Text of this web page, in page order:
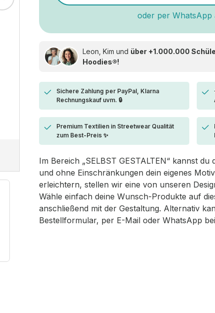
oder per WhatsApp
Leon, Kim und über +1.000.000
Hoodies®!
Sichere Zahlung per PayPal, Klarna
Rechnungskauf uvm. 🔒
Premium Textilien in Streetwear Qualität
zum Best-Preis ✨
Im Bereich „SELBST GESTALTEN“ kannst
und ohne Einschränkungen dein eigenes
erleichtern, stellen wir eine von unseren
Wähle einfach deine Wunsch-Produkte auf
anschließend mit der Gestaltung. Alternativ
Bestellformular, per E-Mail oder WhatsApp